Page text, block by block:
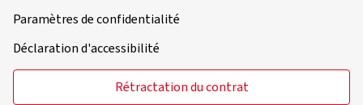
Paramètres de confidentialité
Déclaration d'accessibilité
Rétractation du contrat